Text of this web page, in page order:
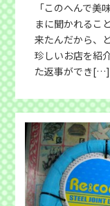
「このへんで美
まに聞かれるこ
来たんだから、
珍しいお店を紹
た返事ができ[…]